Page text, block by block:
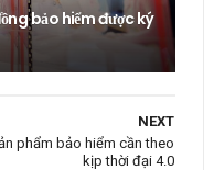
bảo hiểm được ký
NEXT
phẩm bảo hiểm cần theo
kịp thời đại 4.0